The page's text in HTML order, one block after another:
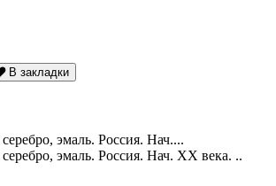
В закладки
эмаль. Россия. Нач....
эмаль. Россия. Нач. ХХ века. ..